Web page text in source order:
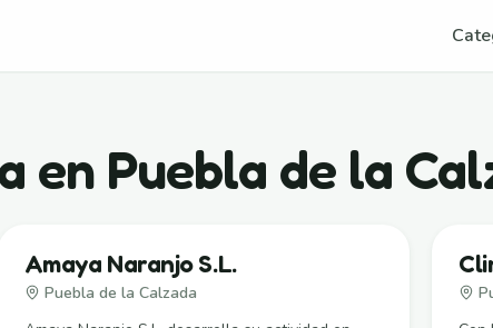
en Puebla de la
Amaya Naranjo S.L.
Puebla de la Calzada